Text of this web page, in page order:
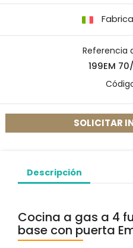
Referencia
199EM
SOLICITAR
Descripción
Cocina a gas a 4
base con puerta